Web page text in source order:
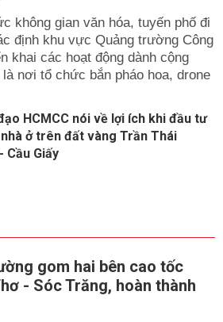
không gian văn hóa, tuyến phố đi
định khu vực Quảng trường Công
khai các hoạt động dành cộng
nơi tổ chức bắn pháo hoa, drone
HCMCC nói về lợi ích khi đầu tư
ở trên đất vàng Trần Thái
Cầu Giấy
gom hai bên cao tốc
- Sóc Trăng, hoàn thành